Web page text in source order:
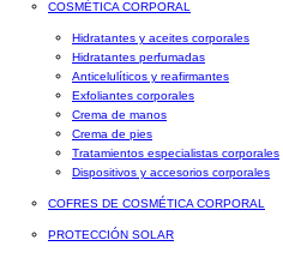
COSMÉTICA CORPORAL
Hidratantes y aceites corporales
Hidratantes perfumadas
Anticelulíticos y reafirmantes
Exfoliantes corporales
Crema de manos
Crema de pies
Tratamientos especialistas corporales
Dispositivos y accesorios corporales
COFRES DE COSMÉTICA CORPORAL
PROTECCIÓN SOLAR